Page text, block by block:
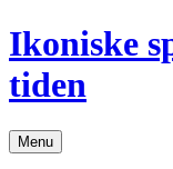
Hop
til
indhold
Ikoniske
tiden
Menu